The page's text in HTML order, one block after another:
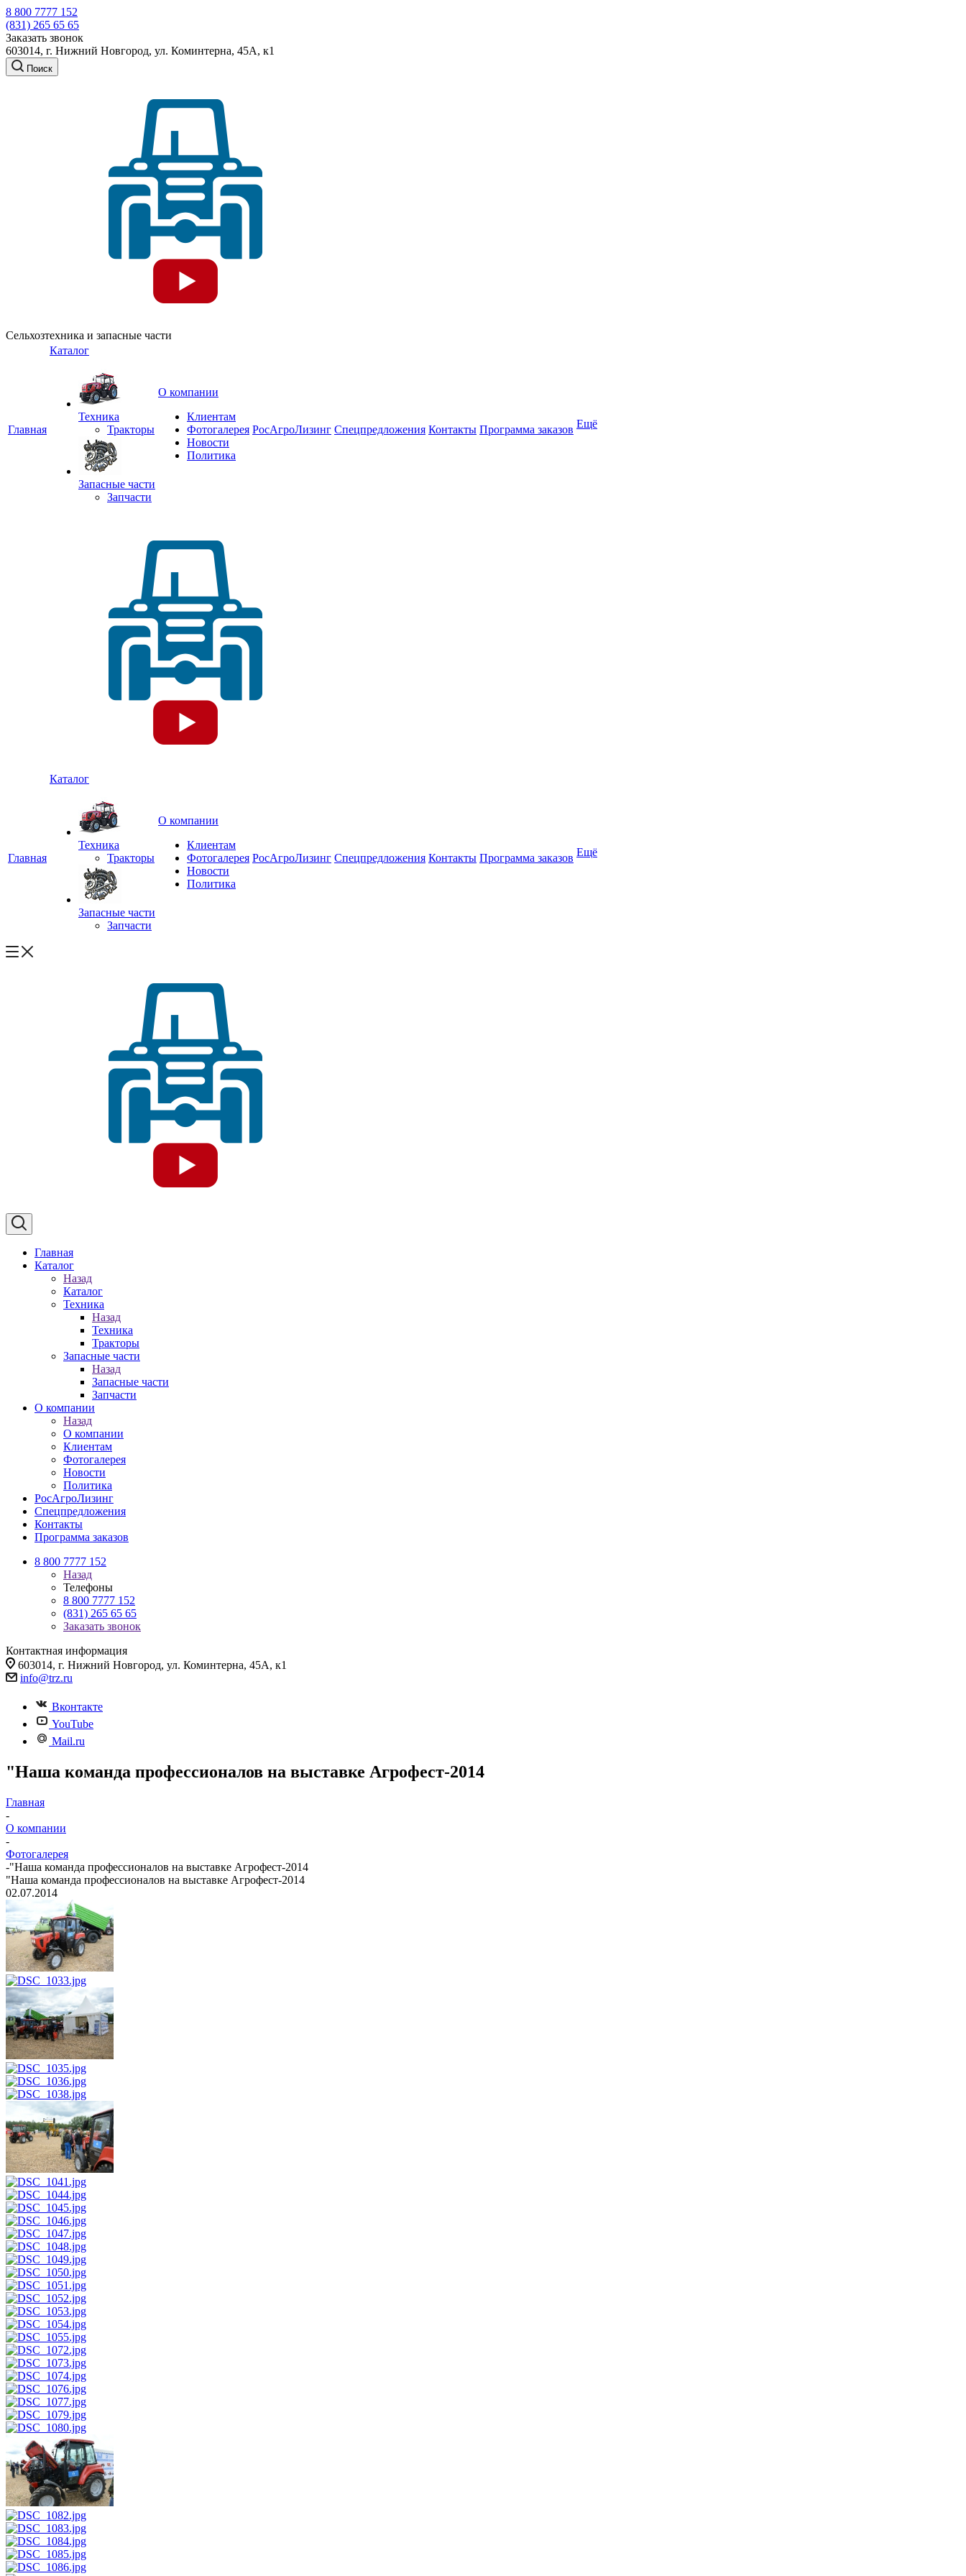
8 800 7777 152
(831) 265 65 65
Заказать звонок
603014, г. Нижний Новгород, ул. Коминтерна, 45А, к1
Поиск
Сельхозтехника и запасные части
Главная
Каталог
Техника
Тракторы
Запасные части
Запчасти
О компании
Клиентам
Фотогалерея
Новости
Политика
РосАгроЛизинг Спецпредложения Контакты Программа заказов Ещё
Главная
Каталог
Техника
Тракторы
Запасные части
Запчасти
О компании
Клиентам
Фотогалерея
Новости
Политика
РосАгроЛизинг Спецпредложения Контакты Программа заказов Ещё
Главная
Каталог
Назад
Каталог
Техника
Назад
Техника
Тракторы
Запасные части
Назад
Запасные части
Запчасти
О компании
Назад
О компании
Клиентам
Фотогалерея
Новости
Политика
РосАгроЛизинг
Спецпредложения
Контакты
Программа заказов
8 800 7777 152
Назад
Телефоны
8 800 7777 152
(831) 265 65 65
Заказать звонок
Контактная информация
603014, г. Нижний Новгород, ул. Коминтерна, 45А, к1
info@trz.ru
Вконтакте
YouTube
Mail.ru
"Наша команда профессионалов на выставке Агрофест-2014
Главная
-
О компании
-
Фотогалерея
-"Наша команда профессионалов на выставке Агрофест-2014
"Наша команда профессионалов на выставке Агрофест-2014
02.07.2014